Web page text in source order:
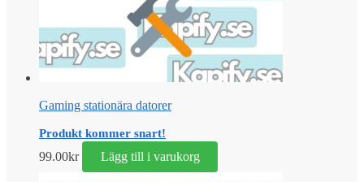
Gaming stationära datorer
Produkt kommer snart!
99.00kr Lägg till i varukorg